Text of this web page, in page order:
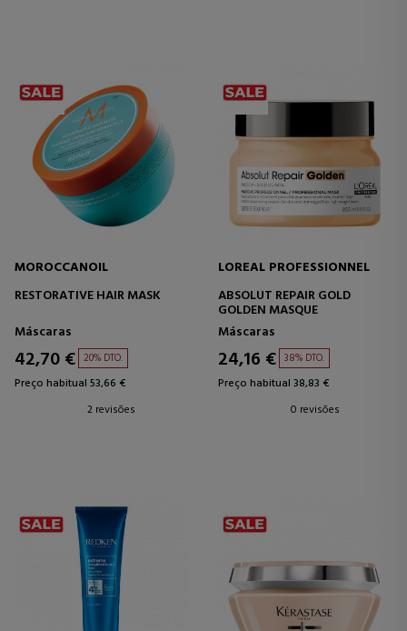
MOROCCANOIL
RESTORATIVE HAIR MASK
Máscaras
42,70 € 20% DTO.
Preço habitual 53,66 €
2 revisões
LOREAL PROFESSIONNEL
ABSOLUT REPAIR GOLD
GOLDEN MASQUE
Máscaras
24,16 € 38% DTO.
Preço habitual 38,83 €
0 revisões